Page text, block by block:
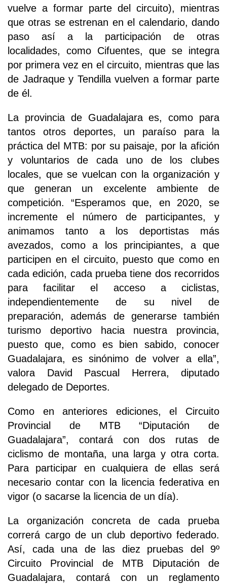
vuelve a formar parte del circuito), mientras
que otras se estrenan en el calendario, dando
paso así a la participación de otras
localidades, como Cifuentes, que se integra
por primera vez en el circuito, mientras que las
de Jadraque y Tendilla vuelven a formar parte
de él.
La provincia de Guadalajara es, como para
tantos otros deportes, un paraíso para la
práctica del MTB: por su paisaje, por la afición
y voluntarios de cada uno de los clubes
locales, que se vuelcan con la organización y
que generan un excelente ambiente de
competición. “Esperamos que, en 2020, se
incremente el número de participantes, y
animamos tanto a los deportistas más
avezados, como a los principiantes, a que
participen en el circuito, puesto que como en
cada edición, cada prueba tiene dos recorridos
para facilitar el acceso a ciclistas,
independientemente de su nivel de
preparación, además de generarse también
turismo deportivo hacia nuestra provincia,
puesto que, como es bien sabido, conocer
Guadalajara, es sinónimo de volver a ella”,
valora David Pascual Herrera, diputado
delegado de Deportes.
Como en anteriores ediciones, el Circuito
Provincial de MTB “Diputación de
Guadalajara”, contará con dos rutas de
ciclismo de montaña, una larga y otra corta.
Para participar en cualquiera de ellas será
necesario contar con la licencia federativa en
vigor (o sacarse la licencia de un día).
La organización concreta de cada prueba
correrá cargo de un club deportivo federado.
Así, cada una de las diez pruebas del 9º
Circuito Provincial de MTB Diputación de
Guadalajara, contará con un reglamento